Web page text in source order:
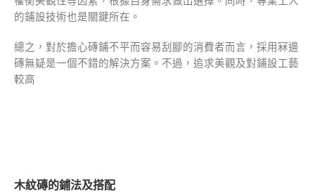
的鋪設技術也是關鍵所在。
總之，對於擔心磚鋪不平而容易刮腳的消費者而言，採用冧邊
磚無疑是一個不錯的解決方案。不過，追求美觀及對鋪設工藝
較高
木紋磚的鋪法及搭配